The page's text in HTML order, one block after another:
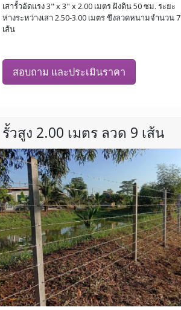
เสารั้วอัดแรง 3" x 3" x 2.00 เมตร ฝังดิน 50 ซม. ระยะ
ห่างระหว่างเสา 2.50-3.00 เมตร ขึงลวดหนามจำนวน 7
เส้น
สอบถาม และประเมินราคา
รั้วสูง 2.00 เมตร ลวด 9 เส้น